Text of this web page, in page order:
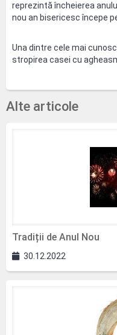
reprezintă încheierea
nou an bisericesc începe
Una dintre cele mai
stropirea casei cu
Alte articole
Tradiții de Anul Nou
30.12.2022